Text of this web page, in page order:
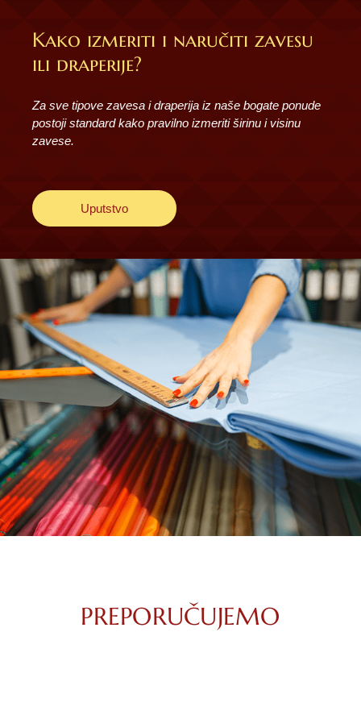
Kako izmeriti i naručiti zavesu
ili draperije?
Za sve tipove zavesa i draperija iz naše bogate ponude
postoji standard kako pravilno izmeriti širinu i visinu
zavese.
Uputstvo
PREPORUČUJEMO